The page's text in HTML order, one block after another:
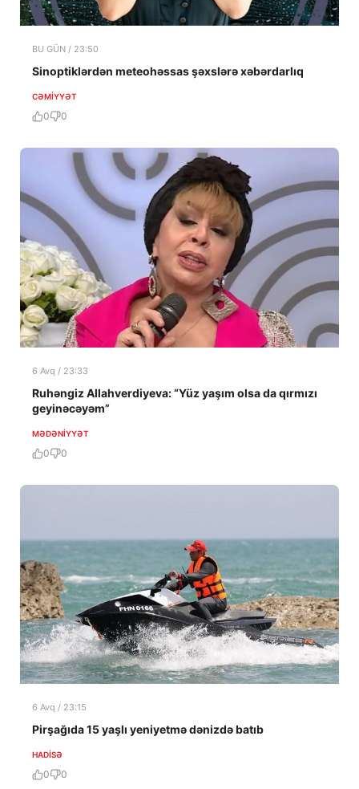
BU GÜN / 23:50
Sinoptiklərdən meteohəssas şəxslərə xəbərdarlıq
CƏMIYYƏT
0 0
6 Avq / 23:33
Ruhəngiz Allahverdiyeva: “Yüz yaşım olsa da qırmızı
geyinəcəyəm”
MƏDƏNIYYƏT
0 0
6 Avq / 23:15
Pirşağıda 15 yaşlı yeniyetmə dənizdə batıb
HADISƏ
0 0